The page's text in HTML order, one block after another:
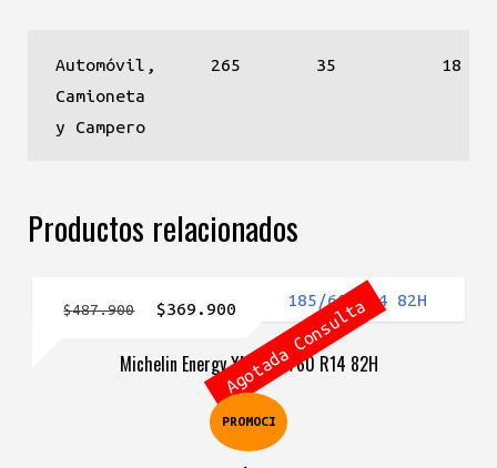
Automóvil,
Camioneta
y Campero
265 35 18
Productos relacionados
Michelin Energy XM2 185/60 R14 82H
PROMOCI
$487.900
El
original
$487.900.
$369.900
precio
actual
es:
$369.900.
Agotada Consulta